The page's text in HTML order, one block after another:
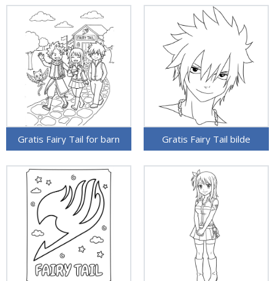
Gratis Fairy Tail for barn Gratis Fairy Tail bilde